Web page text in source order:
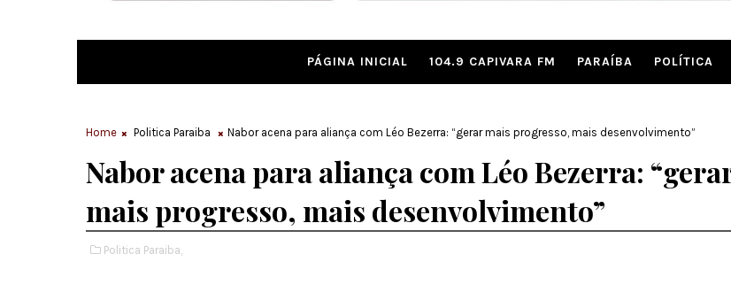
PÁGINA INICIAL 104.9 CAPIVARA FM PARAÍBA POLÍTICA
Home Politica Paraiba Nabor acena para aliança com Léo Bezerra: “gerar mais progresso, mais desenvolvimento”
Nabor acena para aliança com Léo Bezerra:
mais progresso, mais desenvolvimento”
Politica Paraiba,